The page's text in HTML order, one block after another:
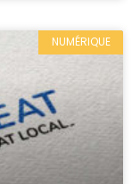
NUMÉRIQUE